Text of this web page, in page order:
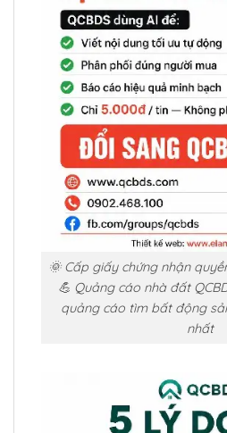
🌞 Cấp giấy chứng nhận
💪 Quảng cáo nhà đất
quảng cáo tìm bất động
nhất